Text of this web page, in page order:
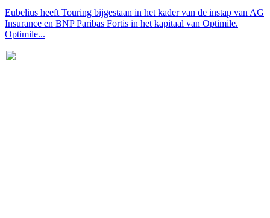
Eubelius heeft Touring bijgestaan in het kader van de instap van AG
Insurance en BNP Paribas Fortis in het kapitaal van Optimile.
Optimile...